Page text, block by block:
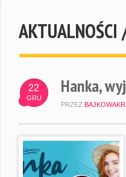
AKTUALNOŚCI
22
GRU
Hanka,
PRZEZ